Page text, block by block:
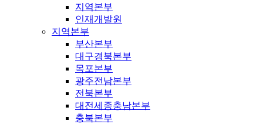
지역본부
인재개발원
지역본부
부산본부
대구경북본부
목포본부
광주전남본부
전북본부
대전세종충남본부
충북본부